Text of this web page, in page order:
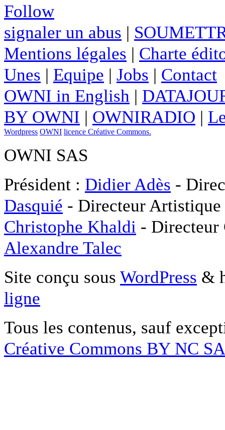
Follow
signaler un abus |
Mentions légales | Charte
Unes | Equipe | Jobs | Contact
OWNI in English |
BY OWNI | OWNIRADIO |
Wordpress OWNI licence Créative Commons.
OWNI SAS
Président : Didier Adès -
Dasquié - Directeur
Christophe Khaldi -
Alexandre Talec
Site conçu sous WordPress &
ligne
Tous les contenus, sauf
Créative Commons BY NC SA